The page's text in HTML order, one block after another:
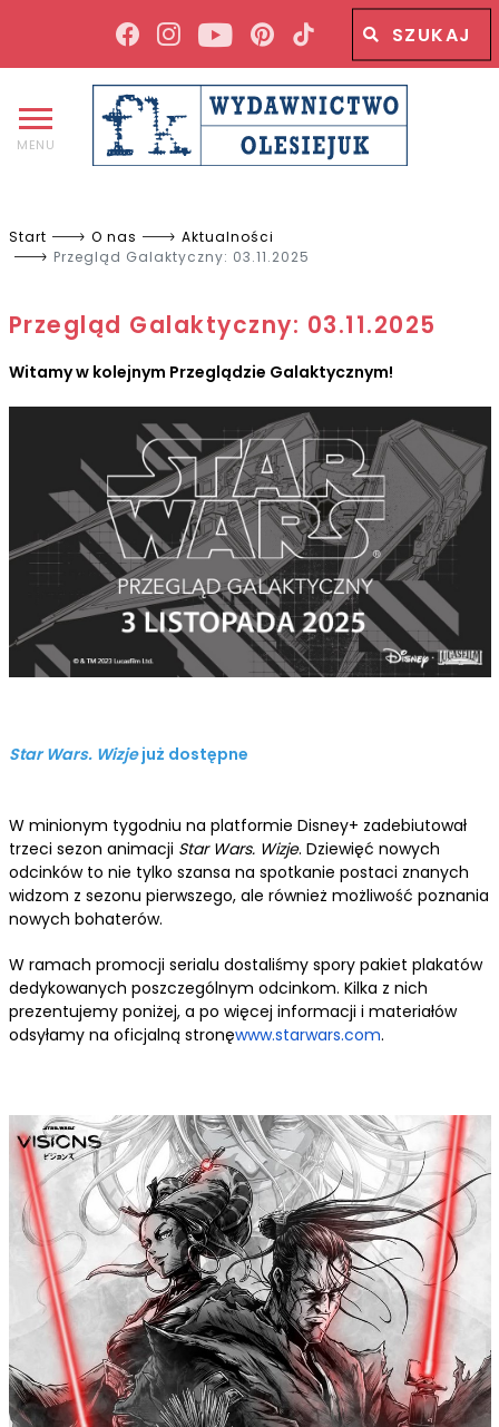
Wyszukiwana fraza
MENU
Start O nas
Aktualności
Przegląd Galaktyczny: 03.11.2025
Przegląd Galaktyczny: 03.11.2025
Witamy w kolejnym Przeglądzie Galaktycznym!
Star Wars. Wizjejuż dostępne
W minionym tygodniu na platformie Disney+ zadebiutował
trzeci sezon animacji Star Wars. Wizje. Dziewięć nowych
odcinków to nie tylko szansa na spotkanie postaci znanych
widzom z sezonu pierwszego, ale również możliwość poznania
nowych bohaterów.
W ramach promocji serialu dostaliśmy spory pakiet plakatów
dedykowanych poszczególnym odcinkom. Kilka z nich
prezentujemy poniżej, a po więcej informacji i materiałów
odsyłamy na oficjalną stronęwww.starwars.com.